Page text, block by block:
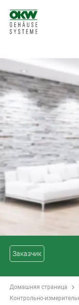
Заказчик
Домашняя страница
Контрольно-